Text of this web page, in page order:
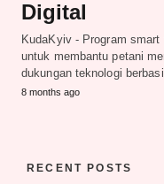
Digital
KudaKyiv - Program
untuk membantu petani
dukungan teknologi
8 months ago
RECENT POSTS